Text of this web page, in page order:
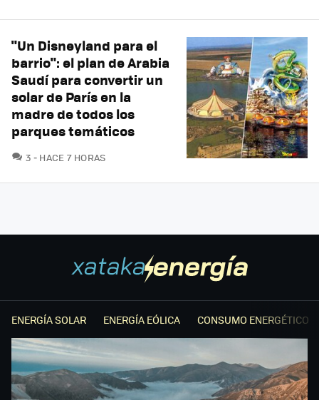
"Un Disneyland para el
barrio": el plan de Arabia
Saudí para convertir un
solar de París en la
madre de todos los
parques temáticos
3 COMENTARIOS
HACE 7 HORAS
ENERGÍA SOLAR ENERGÍA EÓLICA CONSUMO ENERGÉTICO